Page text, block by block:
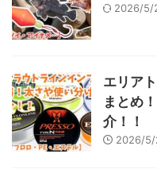
2026/5/
エリア
まとめ
介！！
2026/5/